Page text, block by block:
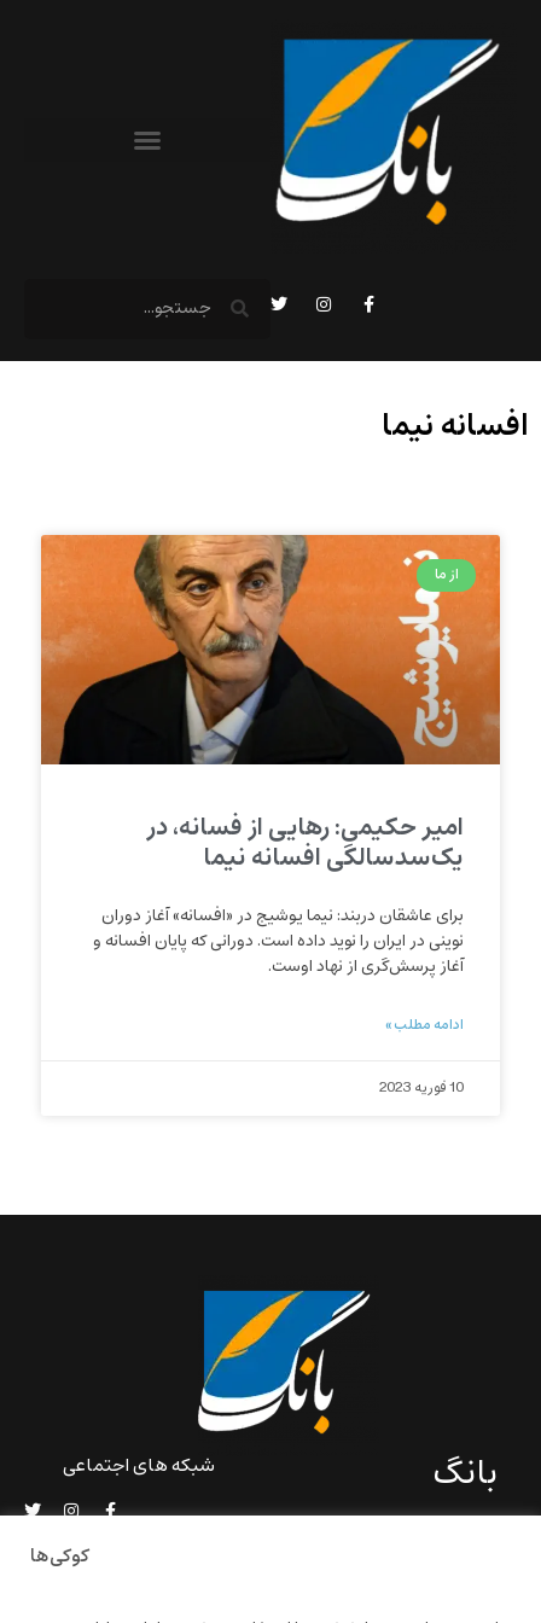
افسانه نیما
از ما
امیر حکیمی: رهایی از فسانه، در
یک‌سدسالگی افسانه نیما
برای عاشقان دربند: نیما یوشیج در «افسانه» آغاز دوران
نوینی در ایران را نوید داده است. دورانی که پایان افسانه و
آغاز پرسش‌گری از نهاد اوست.
ادامه مطلب »
10 فوریه 2023
بانگ
و امکانات مشترک شخصی
شبکه های اجتماعی
کوکی‌ها